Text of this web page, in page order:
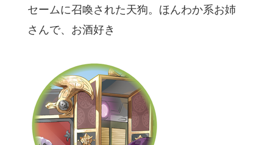
セームに召喚された天狗。ほんわか系お姉
さんで、お酒好き